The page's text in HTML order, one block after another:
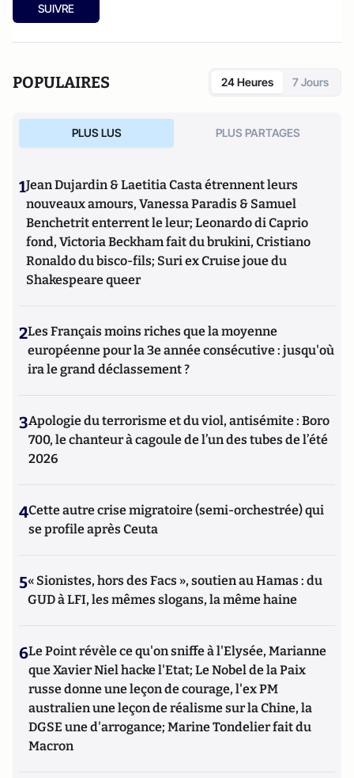
SUIVRE
POPULAIRES 24 Heures 7 Jours
PLUS LUS PLUS PARTAGES
1Jean Dujardin & Laetitia Casta étrennent leurs
nouveaux amours, Vanessa Paradis & Samuel
Benchetrit enterrent le leur; Leonardo di Caprio
fond, Victoria Beckham fait du brukini, Cristiano
Ronaldo du bisco-fils; Suri ex Cruise joue du
Shakespeare queer
2Les Français moins riches que la moyenne
européenne pour la 3e année consécutive : jusqu'où
ira le grand déclassement ?
3Apologie du terrorisme et du viol, antisémite : Boro
700, le chanteur à cagoule de l’un des tubes de l’été
2026
4Cette autre crise migratoire (semi-orchestrée) qui
se profile après Ceuta
5« Sionistes, hors des Facs », soutien au Hamas : du
GUD à LFI, les mêmes slogans, la même haine
6Le Point révèle ce qu'on sniffe à l'Elysée, Marianne
que Xavier Niel hacke l'Etat; Le Nobel de la Paix
russe donne une leçon de courage, l'ex PM
australien une leçon de réalisme sur la Chine, la
DGSE une d'arrogance; Marine Tondelier fait du
Macron